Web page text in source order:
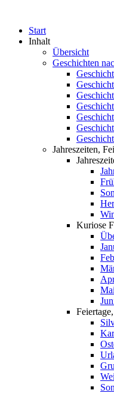
Start
Inhalt
Übersicht
Geschichten
Jahreszeiten,
Kuriose
Mai